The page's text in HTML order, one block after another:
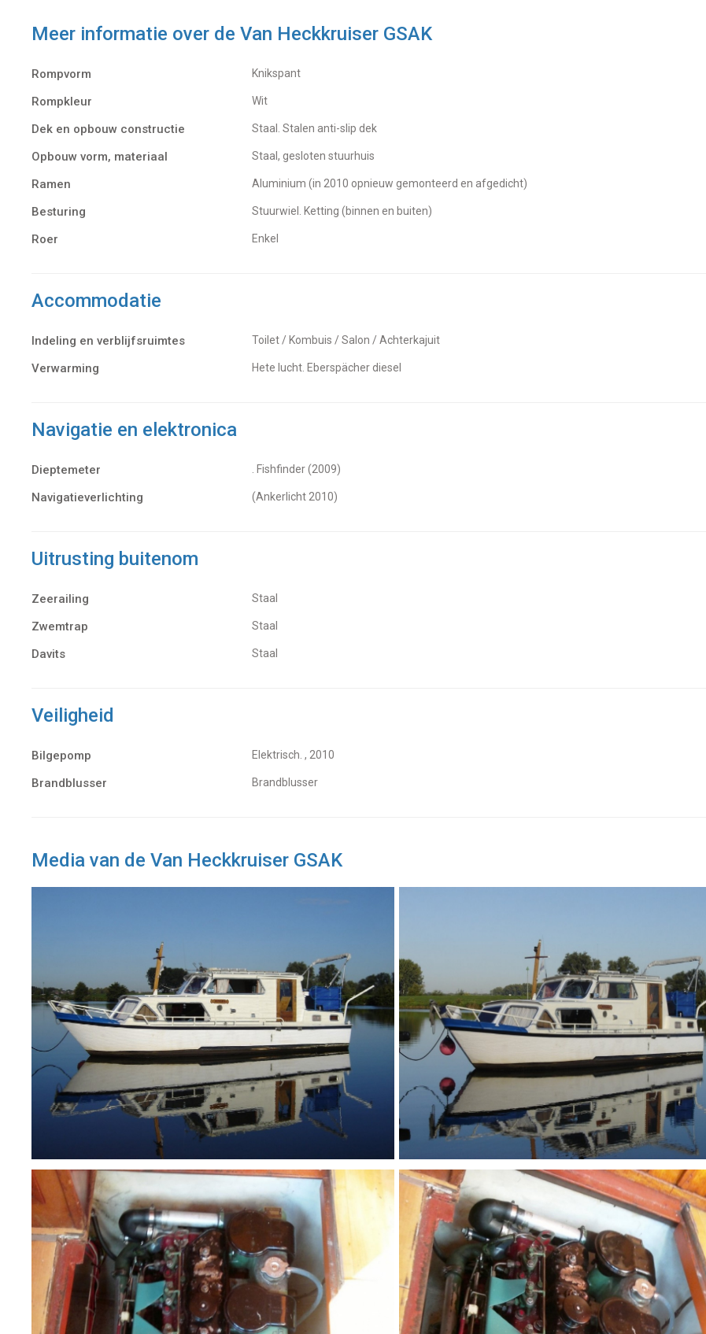
Meer informatie over de Van Heckkruiser GSAK
Rompvorm Knikspant
Rompkleur Wit
Dek en opbouw constructie Staal. Stalen anti-slip dek
Opbouw vorm, materiaal Staal, gesloten stuurhuis
Ramen Aluminium (in 2010 opnieuw gemonteerd en afgedicht)
Besturing Stuurwiel. Ketting (binnen en buiten)
Roer Enkel
Accommodatie
Indeling en verblijfsruimtes Toilet / Kombuis / Salon / Achterkajuit
Verwarming hete lucht. Eberspächer diesel
Navigatie en elektronica
Dieptemeter . Fishfinder (2009)
Navigatieverlichting (ankerlicht 2010)
Uitrusting buitenom
Zeerailing Staal
Zwemtrap Staal
Davits Staal
Veiligheid
Bilgepomp Elektrisch. , 2010
Brandblusser Brandblusser
Media van de Van Heckkruiser GSAK